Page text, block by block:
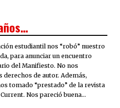
estudiantil nos “robó” nuestro
para anunciar un encuentro
del Manifiesto. No nos
derechos de autor. Además,
tomado “prestado” de la revista
Nos pareció buena…